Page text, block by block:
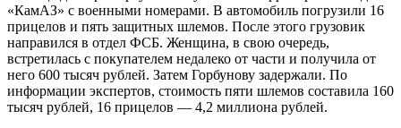
«КамАЗ» с военными номерами. В автомобиль погрузили 16
прицелов и пять защитных шлемов. После этого грузовик
направился в отдел ФСБ. Женщина, в свою очередь,
встретилась с покупателем недалеко от части и получила от
него 600 тысяч рублей. Затем Горбунову задержали. По
информации экспертов, стоимость пяти шлемов составила 160
тысяч рублей, 16 прицелов — 4,2 миллиона рублей.